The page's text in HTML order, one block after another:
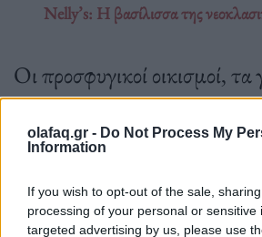
olafaq.gr - Do Not Process My
Information
If you wish to opt-out of the sale,
processing of your personal or sensitive
targeted advertising by us, please use
Nelly’s: Η βασίλισσα της
Οι προσφυγικοί οικισμοί,
Ακρόπολη, και το οπτικό
μεταξικό καθεστώς.
10.03.2023